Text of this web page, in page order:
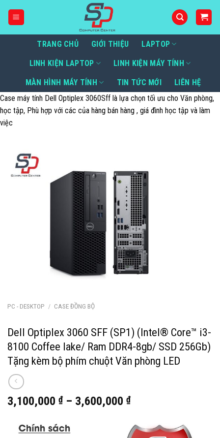
TRANG CHỦ GIỚI THIỆU LAPTOP
LINH KIỆN LAPTOP LINH KIỆN MÁY TÍNH
MÀN HÌNH MÁY TÍNH TIN TỨC MỚI
LIÊN HỆ
Case máy tính Dell Optiplex 3060Sff là lựa chọn tối ưu cho Văn phòng,
học tập, Phù hợp với các của hàng bán hàng , giá đình học tập và làm
việc
PC - DESKTOP / CASE ĐỒNG BỘ
Dell Optiplex 3060 SFF (SP1) (Intel® Core™ i3-
8100 Coffee lake/ Ram DDR4-8gb/ SSD 256Gb)
Tặng kèm bộ phím chuột Văn phòng LED
3,100,000 ₫– 3,600,000 ₫